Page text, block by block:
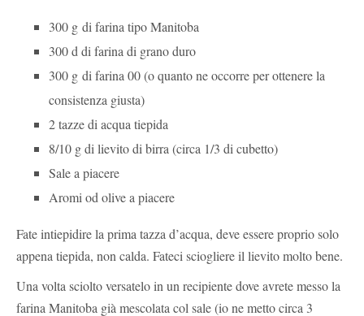
300 g di farina tipo Manitoba
300 d di farina di grano duro
300 g di farina 00 (o quanto ne occorre per ottenere la
consistenza giusta)
2 tazze di acqua tiepida
8/10 g di lievito di birra (circa 1/3 di cubetto)
Sale a piacere
Aromi od olive a piacere
Fate intiepidire la prima tazza d’acqua, deve essere proprio solo
appena tiepida, non calda. Fateci sciogliere il lievito molto bene.
Una volta sciolto versatelo in un recipiente dove avrete messo la
farina Manitoba già mescolata col sale (io ne metto circa 3